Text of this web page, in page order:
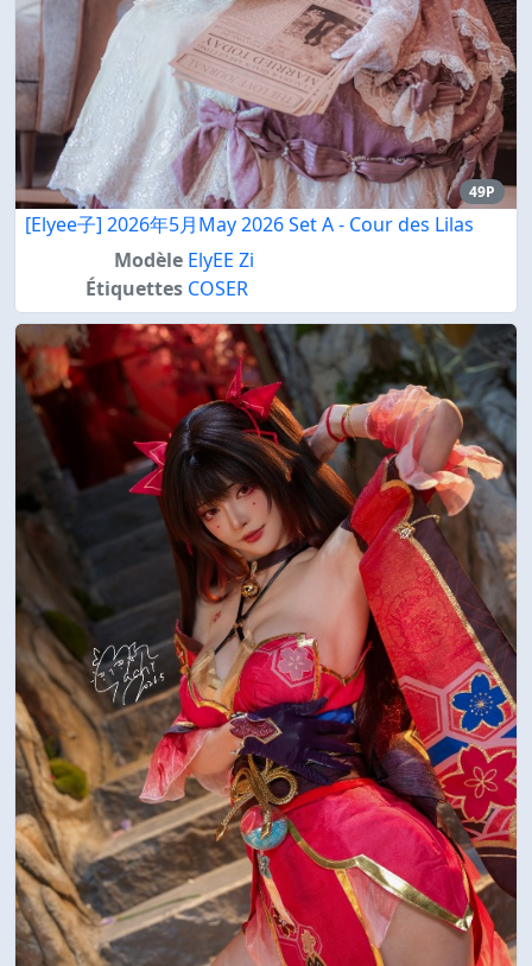
49P
[Elyee子] 2026年5月May 2026 Set A - Cour des Lilas
Modèle ElyEE Zi
Étiquettes COSER